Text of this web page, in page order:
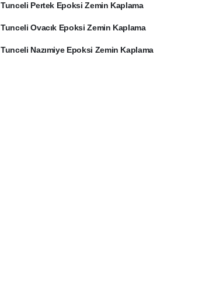
Tunceli Pertek Epoksi Zemin Kaplama
Tunceli Ovacık Epoksi Zemin Kaplama
Tunceli Nazımiye Epoksi Zemin Kaplama